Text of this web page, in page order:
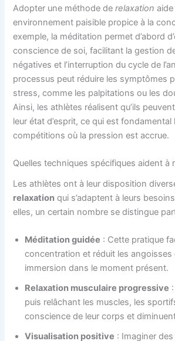
Adopter une méthode derelaxation
environnement paisible propice à la
exemple, la méditation permet d’abord
conscience de soi, facilitant la gestion
négatives et l’interruption du cycle de
processus peut réduire les symptômes
stress, comme les palpitations ou les
Ainsi, les athlètes réalisent qu’ils
leur état d’esprit, ce qui est fondamental
compétitions où la pression est accrue.
Quelles techniques spécifiques aident à
Les athlètes ont à leur disposition
relaxation qui s’adaptent à leurs
elles, un certain nombre se distingue
Méditation guidée : Cette pratique
concentration et réduit les
immersion dans le moment présent.
Relaxation musculaire progressive
puis relâchant les muscles, les
conscience de leur corps et
Visualisation positive : Imaginer